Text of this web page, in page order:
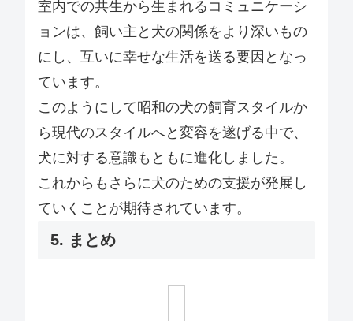
室内での共生から生まれるコミュニケーシ
ョンは、飼い主と犬の関係をより深いもの
にし、互いに幸せな生活を送る要因となっ
ています。
このようにして昭和の犬の飼育スタイルか
ら現代のスタイルへと変容を遂げる中で、
犬に対する意識もともに進化しました。
これからもさらに犬のための支援が発展し
ていくことが期待されています。
5. まとめ